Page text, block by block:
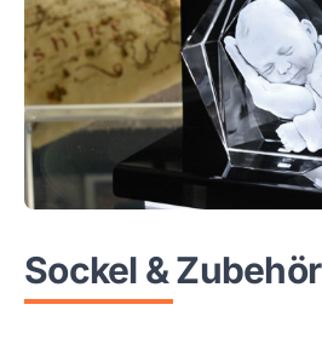
Sockel & Zubehör